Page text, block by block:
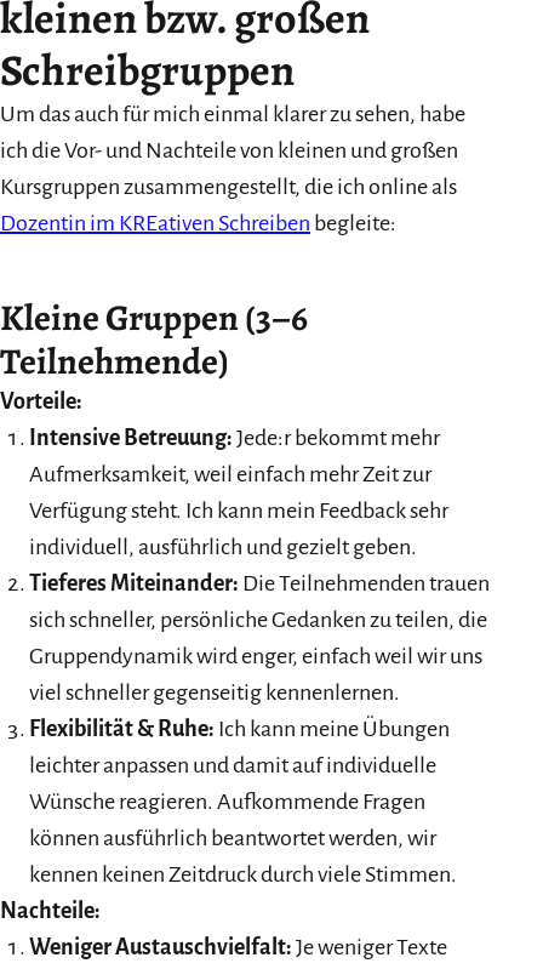
kleinen bzw. großen
Schreibgruppen
Um das auch für mich einmal klarer zu sehen, habe
ich die Vor- und Nachteile von kleinen und großen
Kursgruppen zusammengestellt, die ich online als
Dozentin im KREativen Schreiben begleite:
Kleine Gruppen (3–6
Teilnehmende)
Vorteile:
Intensive Betreuung: Jede:r bekommt mehr
Aufmerksamkeit, weil einfach mehr Zeit zur
Verfügung steht. Ich kann mein Feedback sehr
individuell, ausführlich und gezielt geben.
Tieferes Miteinander: Die Teilnehmenden trauen
sich schneller, persönliche Gedanken zu teilen, die
Gruppendynamik wird enger, einfach weil wir uns
viel schneller gegenseitig kennenlernen.
Flexibilität & Ruhe: Ich kann meine Übungen
leichter anpassen und damit auf individuelle
Wünsche reagieren. Aufkommende Fragen
können ausführlich beantwortet werden, wir
kennen keinen Zeitdruck durch viele Stimmen.
Nachteile:
Weniger Austauschvielfalt: Je weniger Texte